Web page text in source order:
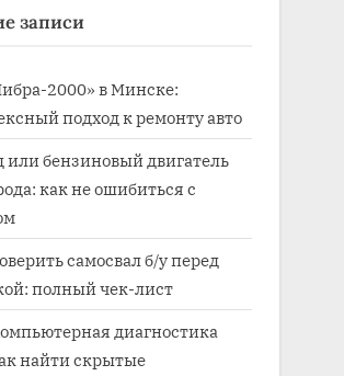
записи
2000» в Минске:
подход к ремонту авто
или бензиновый двигатель
как не ошибиться с
самосвал б/у перед
полный чек-лист
диагностика
найти скрытые